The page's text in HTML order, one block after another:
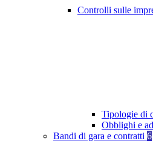
Controlli sulle
Tipologie di
Obblighi e
Bandi di gara e contratti 6